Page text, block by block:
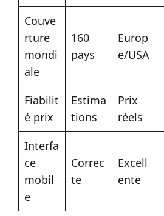
Couve
rture
mondi
ale
160
pays
Europ
e/USA
Fiabilit
é prix
Estima
tions
Prix
réels
Interfa
ce
mobil
e
Correc
te
Excell
ente